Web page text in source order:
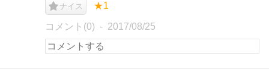
ナイス ★1
コメント(0) 2017/08/25